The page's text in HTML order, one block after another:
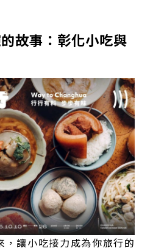
故事：彰化小吃與
，讓小吃接力成為你旅行的